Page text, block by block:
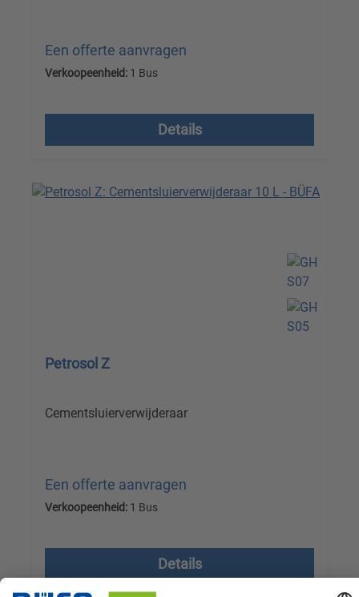
Een offerte aanvragen
Verkoopeenheid: 1 Bus
Details
Petrosol Z
Cementsluierverwijderaar
Een offerte aanvragen
Verkoopeenheid: 1 Bus
Details